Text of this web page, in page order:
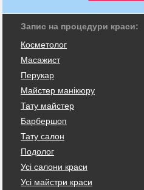
Запис на процедури краси:
Косметолог
Масажист
Перукар
Майстер манікюру
Тату майстер
Барбершоп
Тату салон
Подолог
Усі салони краси
Усі майстри краси